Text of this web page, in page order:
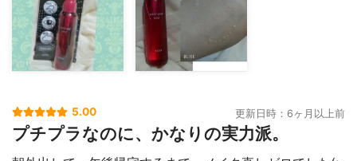
5.00 更新日時：6ヶ月以上前
プチプラなのに、かなりの実力派。